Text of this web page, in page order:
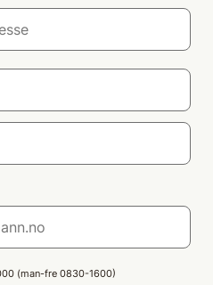
(man-fre 0830-1600)